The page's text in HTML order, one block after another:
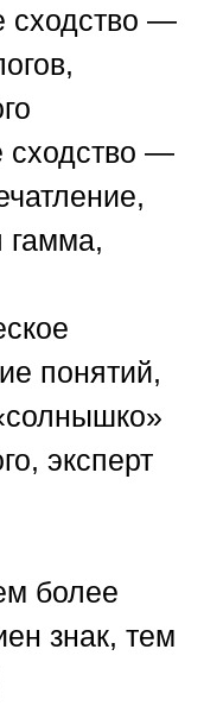
сходство —
—
гамма,
понятий,
эксперт
более
знак, тем